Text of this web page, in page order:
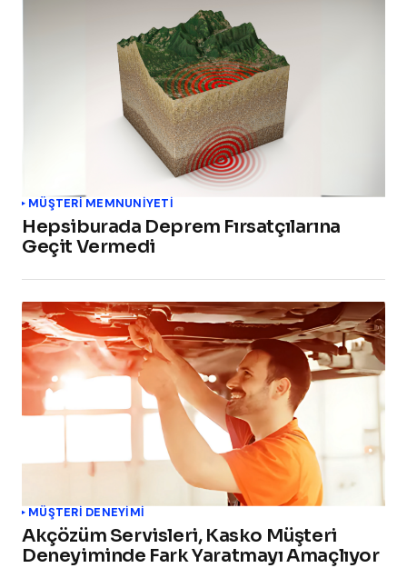
MÜŞTERI MEMNUNIYETI
Hepsiburada Deprem Fırsatçılarına
Geçit Vermedi
MÜŞTERI DENEYIMI
Akçözüm Servisleri, Kasko Müşteri
Deneyiminde Fark Yaratmayı Amaçlıyor